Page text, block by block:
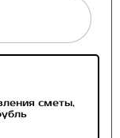
сметы,